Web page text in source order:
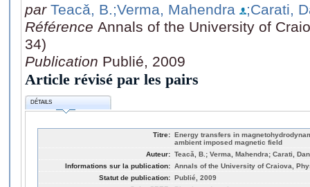
par Teacǎ, B.;Verma, Mahendra
;Carati,
Référence Annals of the University of
34)
Publication Publié, 2009
Article révisé par les pairs
DÉTAILS
Titre: Energy transfers in
ambient imposed magnetic field
Auteur: Teacǎ, B.; Verma, Mahendra; Carati,
Informations sur la publication: Annals of the University of Craiova,
Statut de publication: Publié, 2009